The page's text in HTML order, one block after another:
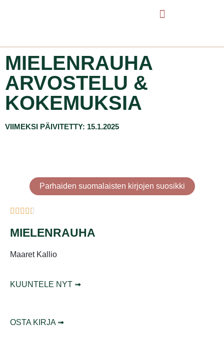
MIELENRAUHA
ARVOSTELU &
KOKEMUKSIA
VIIMEKSI PÄIVITETTY: 15.1.2025
Parhaiden suomalaisten kirjojen suosikki
MIELENRAUHA
Maaret Kallio
KUUNTELE NYT ➟
OSTA KIRJA ➟